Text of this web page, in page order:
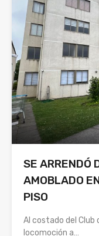
SE ARRENDÓ
AMOBLADO
PISO
Al costado del Club
locomoción a…